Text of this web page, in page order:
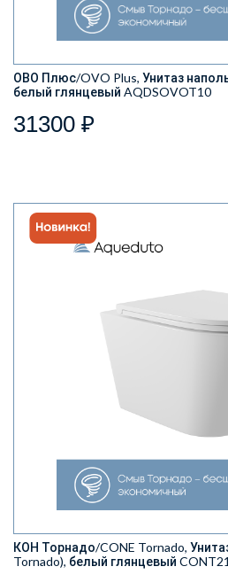
ОВО Плюс/OVO Plus, Унитаз
белый глянцевый AQDSOVOT10
31300 ₽
КОН Торнадо/CONE Tornado,
Tornado), белый глянцевый